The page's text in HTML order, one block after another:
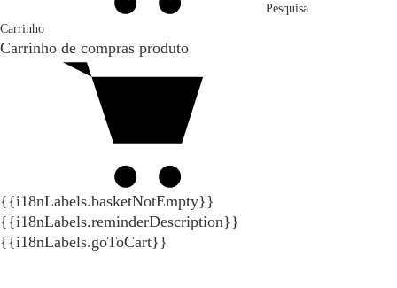
Carrinho
Carrinho de compras produto
{{i18nLabels.basketNotEmpty}}
{{i18nLabels.reminderDescription}}
{{i18nLabels.goToCart}}
Pesquisa